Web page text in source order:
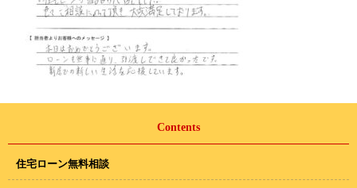
Contents
住宅ローン無料相談